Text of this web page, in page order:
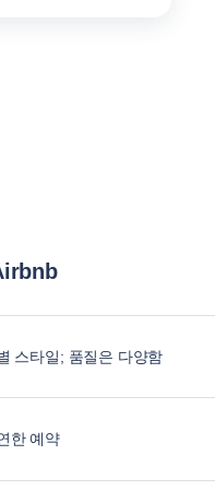
스타일; 품질은 다양함
한 예약